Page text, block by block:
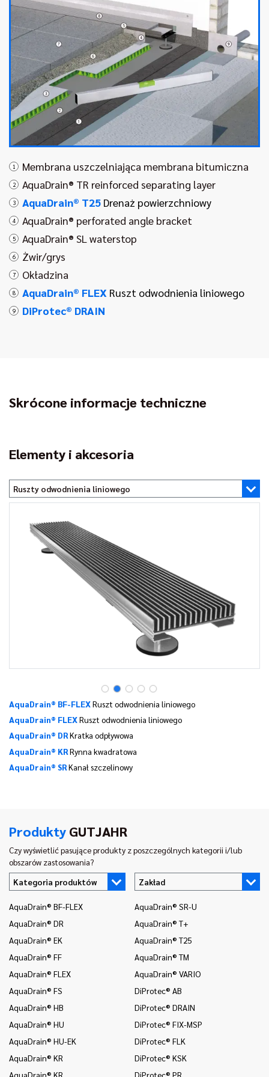
1 Membrana uszczelniająca membrana bitumiczna
2 AquaDrain® TR reinforced separating layer
3 AquaDrain® T25 Drenaż powierzchniowy
4 AquaDrain® perforated angle bracket
5 AquaDrain® SL waterstop
6 Żwir/grys
7 Okładzina
8 AquaDrain® FLEX Ruszt odwodnienia liniowego
9 DiProtec® DRAIN
Skrócone informacje techniczne
Elementy i akcesoria
Ruszty odwodnienia liniowego
AquaDrain® BF-FLEXRuszt odwodnienia liniowego
AquaDrain® FLEXRuszt odwodnienia liniowego
AquaDrain® DRKratka odpływowa
AquaDrain® KRRynna kwadratowa
AquaDrain® SRKanał szczelinowy
Produkty GUTJAHR
Czy wyświetlić pasujące produkty z poszczególnych kategorii i/lub
obszarów zastosowania?
Kategoria produktów
Zakład
AquaDrain® BF-FLEX
AquaDrain® DR
AquaDrain® EK
AquaDrain® FF
AquaDrain® FLEX
AquaDrain® FS
AquaDrain® HB
AquaDrain® HU
AquaDrain® HU-EK
AquaDrain® KR
AquaDrain® KR
AquaDrain® SR-U
AquaDrain® T+
AquaDrain® T25
AquaDrain® TM
AquaDrain® VARIO
DiProtec® AB
DiProtec® DRAIN
DiProtec® FIX-MSP
DiProtec® FLK
DiProtec® KSK
DiProtec® PR